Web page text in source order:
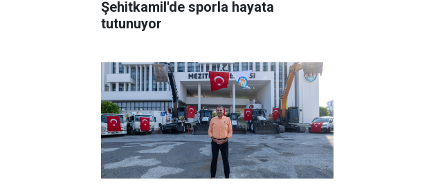
Şehitkamil'de sporla hayata
tutunuyor